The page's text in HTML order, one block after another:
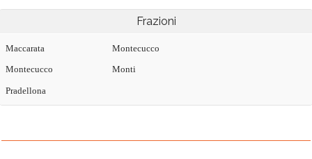
Frazioni
Maccarata
Montecucco
Montecucco
Monti
Pradellona